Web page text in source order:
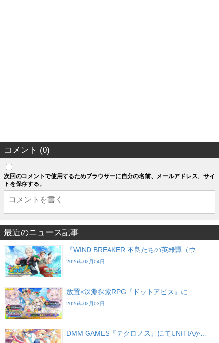
コメント (0)
次回のコメントで使用するためブラウザーに自分の名前、メールアドレス、サイ
トを保存する。
最近のニュース記事
『WIND BREAKER 不良たちの英雄譚（ウ…
2026年08月04日
放置×深淵探索RPG『ドットアビス』に…
2026年08月03日
DMM GAMES『テクロノス』にてUNITIAか…